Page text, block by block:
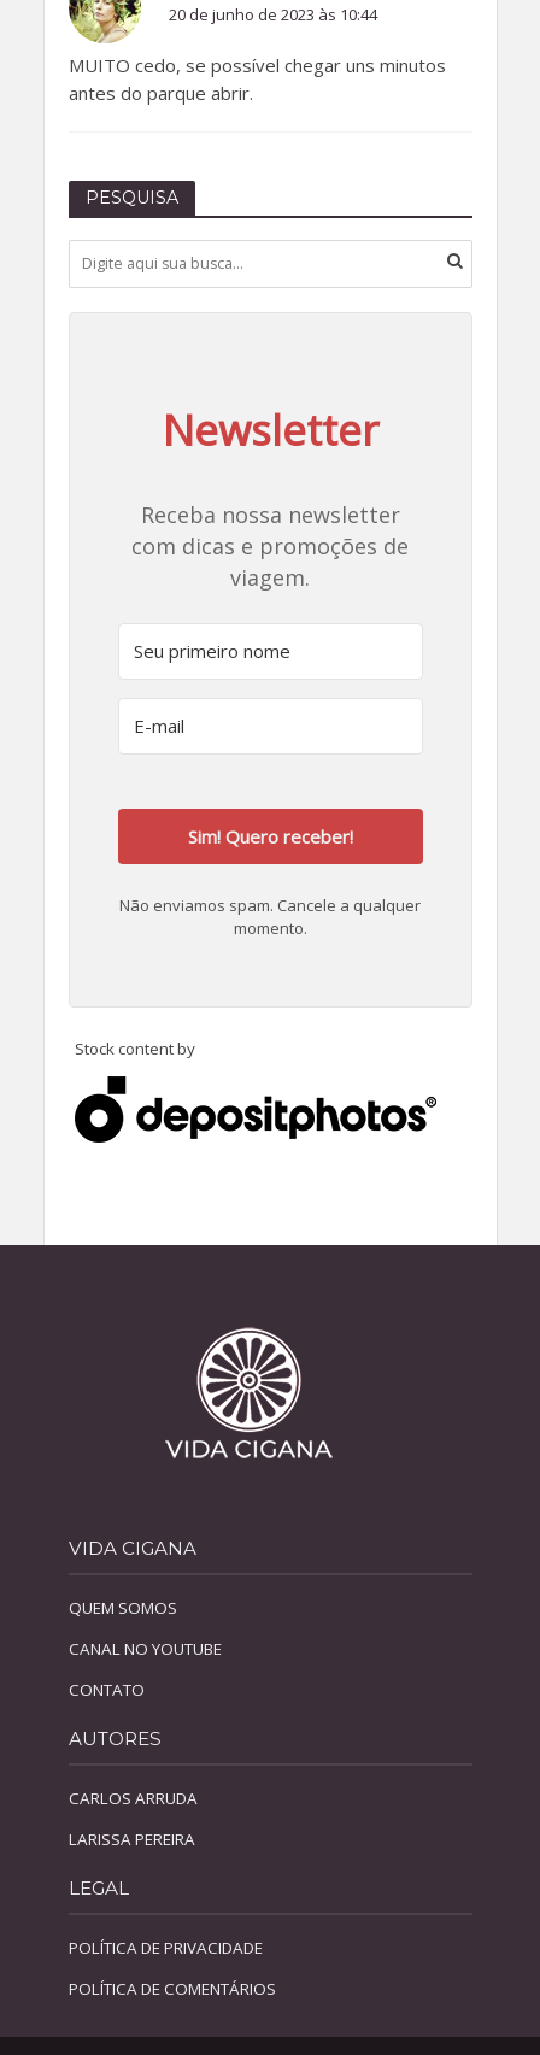
20 de junho de 2023 às 10:44
MUITO cedo, se possível chegar uns minutos
antes do parque abrir.
PESQUISA
Newsletter
Receba nossa newsletter
com dicas e promoções de
viagem.
Sim! Quero receber!
Não enviamos spam. Cancele a qualquer
momento.
Stock content by
VIDA CIGANA
QUEM SOMOS
CANAL NO YOUTUBE
CONTATO
AUTORES
CARLOS ARRUDA
LARISSA PEREIRA
LEGAL
POLÍTICA DE PRIVACIDADE
POLÍTICA DE COMENTÁRIOS